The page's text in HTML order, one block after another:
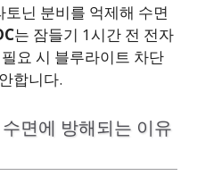
닌 분비를 억제해 수면
는 잠들기 1시간 전 전자
요 시 블루라이트 차단
합니다.
면에 방해되는 이유